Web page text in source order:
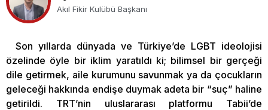
Akıl Fikir Kulübü Başkanı
Son yıllarda dünyada ve Türkiye’de LGBT ideolojisi
özelinde öyle bir iklim yaratıldı ki; bilimsel bir gerçeği
dile getirmek, aile kurumunu savunmak ya da çocukların
geleceği hakkında endişe duymak adeta bir “suç” haline
getirildi. TRT’nin uluslararası platformu Tabii’de